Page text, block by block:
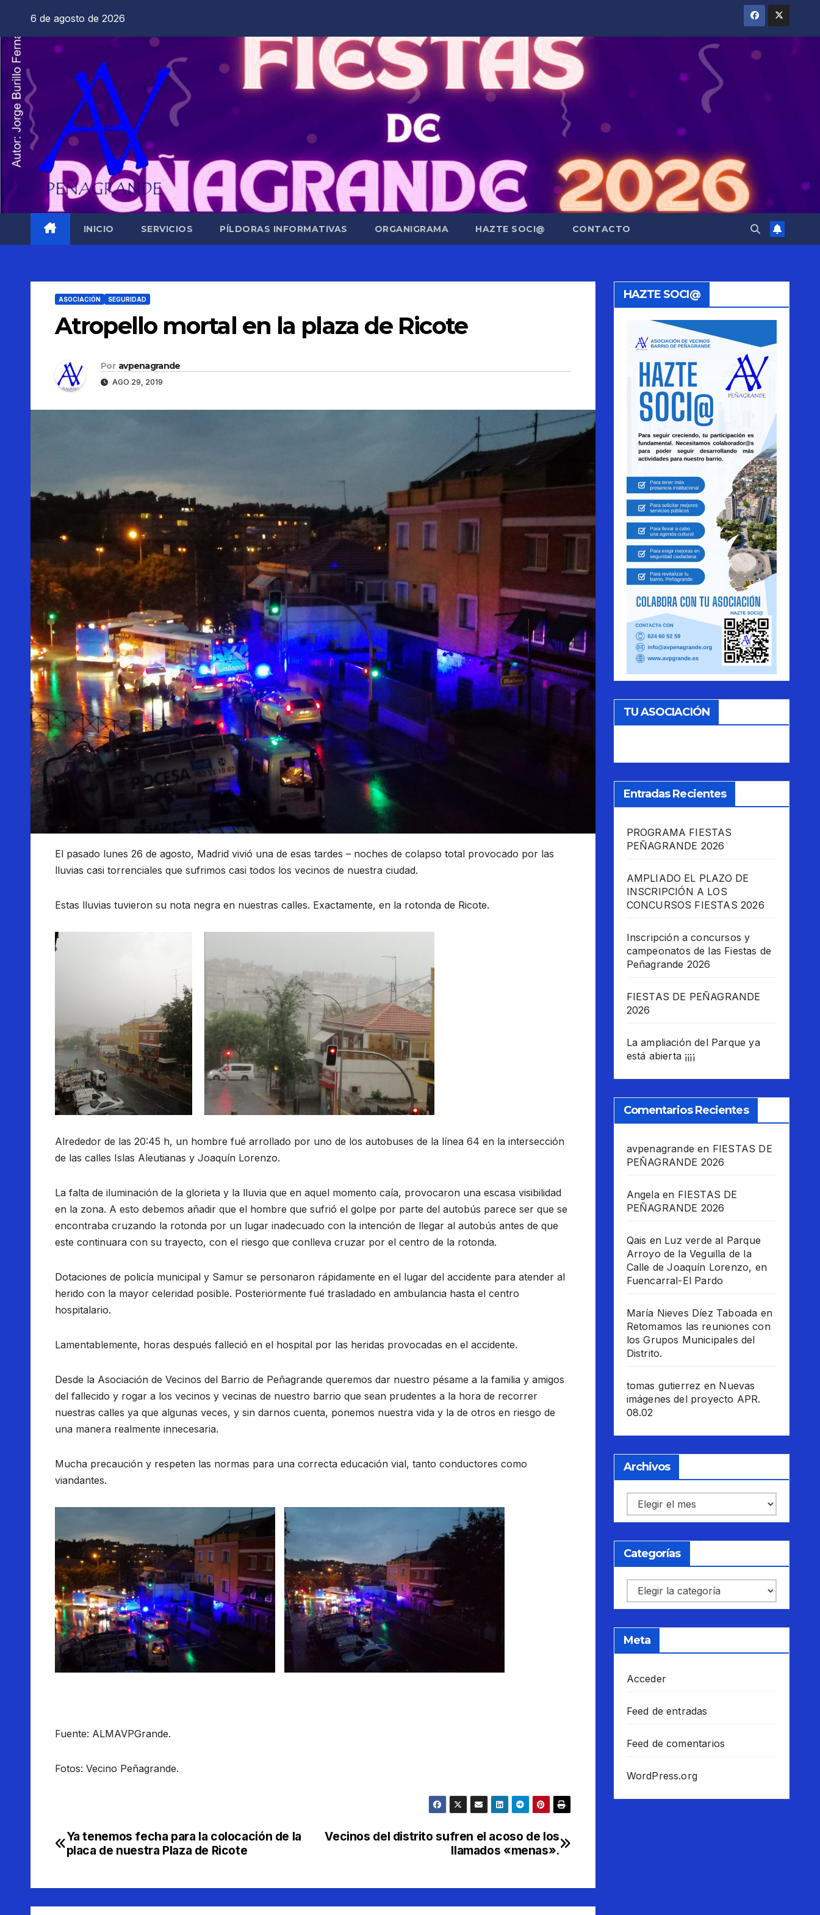
contenido
6 de agosto de 2026
INICIO SERVICIOS PÍLDORAS INFORMATIVAS ORGANIGRAMA HAZTE SOCI@ CONTACTO
ASOCIACIÓN SEGURIDAD
Atropello mortal en la plaza de Ricote
Por avpenagrande
AGO 29, 2019
El pasado lunes 26 de agosto, Madrid vivió una de esas tardes – noches de colapso total provocado por las
lluvias casi torrenciales que sufrimos casi todos los vecinos de nuestra ciudad.
Estas lluvias tuvieron su nota negra en nuestras calles. Exactamente, en la rotonda de Ricote.
Alrededor de las 20:45 h, un hombre fué arrollado por uno de los autobuses de la línea 64 en la intersección
de las calles Islas Aleutianas y Joaquín Lorenzo.
La falta de iluminación de la glorieta y la lluvia que en aquel momento caía, provocaron una escasa visibilidad
en la zona. A esto debemos añadir que el hombre que sufrió el golpe por parte del autobús parece ser que se
encontraba cruzando la rotonda por un lugar inadecuado con la intención de llegar al autobús antes de que
este continuara con su trayecto, con el riesgo que conlleva cruzar por el centro de la rotonda.
Dotaciones de policía municipal y Samur se personaron rápidamente en el lugar del accidente para atender al
herido con la mayor celeridad posible. Posteriormente fué trasladado en ambulancia hasta el centro
hospitalario.
Lamentablemente, horas después falleció en el hospital por las heridas provocadas en el accidente.
Desde la Asociación de Vecinos del Barrio de Peñagrande queremos dar nuestro pésame a la familia y amigos
del fallecido y rogar a los vecinos y vecinas de nuestro barrio que sean prudentes a la hora de recorrer
nuestras calles ya que algunas veces, y sin darnos cuenta, ponemos nuestra vida y la de otros en riesgo de
una manera realmente innecesaria.
Mucha precaución y respeten las normas para una correcta educación vial, tanto conductores como
viandantes.
Fuente: ALMAVPGrande.
Fotos: Vecino Peñagrande.
Navegación
entradas
Vecinos del distrito sufren el acoso de los
llamados «menas».
Ya tenemos fecha para la colocación de la
placa de nuestra Plaza de Ricote
HAZTE SOCI@
TU ASOCIACIÓN
Entradas Recientes
PROGRAMA FIESTAS
PEÑAGRANDE 2026
AMPLIADO EL PLAZO DE
INSCRIPCIÓN A LOS
CONCURSOS FIESTAS 2026
Inscripción a concursos y
campeonatos de las Fiestas de
Peñagrande 2026
FIESTAS DE PEÑAGRANDE
2026
La ampliación del Parque ya
está abierta ¡¡¡¡
Comentarios Recientes
avpenagrande en FIESTAS DE
PEÑAGRANDE 2026
Angelaen FIESTAS DE
PEÑAGRANDE 2026
Qais en Luz verde al Parque
Arroyo de la Veguilla de la
Calle de Joaquín Lorenzo, en
Fuencarral-El Pardo
María Nieves Díez Taboada en
Retomamos las reuniones con
los Grupos Municipales del
Distrito.
tomas gutierrez en Nuevas
imágenes del proyecto APR.
08.02
Archivos
Archivos
Categorías
Categorías
Meta
Acceder
Feed de entradas
Feed de comentarios
WordPress.org